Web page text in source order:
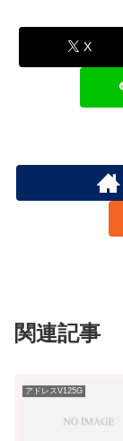
X
関連記事
アドレスV125G